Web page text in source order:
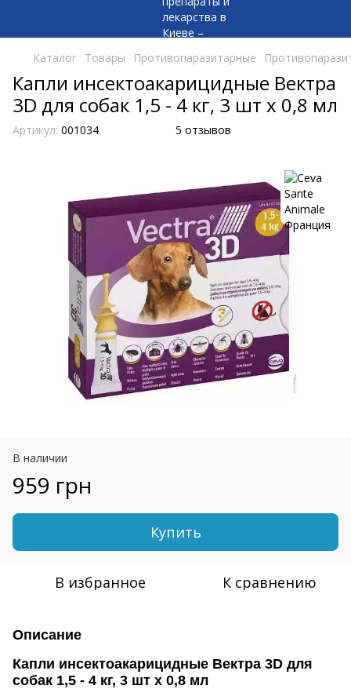
Каталог Товары Противопаразитарные
Капли инсектоакарицидные Вектра
3D для собак 1,5 - 4 кг, 3 шт х 0,8 мл
Артикул: 001034 5 отзывов
В наличии
959 грн
Купить
В избранное К сравнению
Описание
Капли инсектоакарицидные Вектра 3D для
собак 1,5 - 4 кг, 3 шт х 0,8 мл